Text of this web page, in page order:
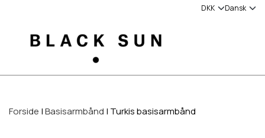
Forside Basisarmbånd Turkis basisarmbånd